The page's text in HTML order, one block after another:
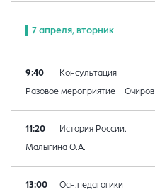
7 апреля, вторник
9:40 Консультация
Разовое мероприятие
11:20 История России.
Малыгина О.А.
13:00 Осн.педагогики